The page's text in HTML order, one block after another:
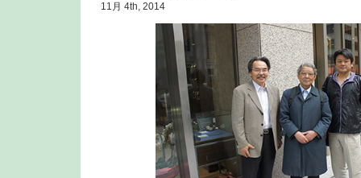
11月 4th, 2014